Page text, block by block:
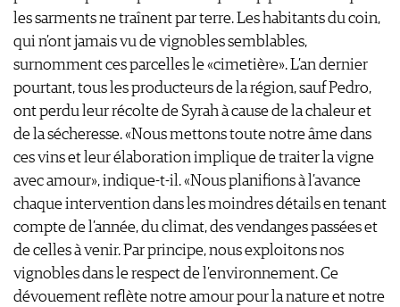
les sarments ne traînent par terre. Les habitants du coin,
qui n’ont jamais vu de vignobles semblables,
surnomment ces parcelles le «cimetière». L’an dernier
pourtant, tous les producteurs de la région, sauf Pedro,
ont perdu leur récolte de Syrah à cause de la chaleur et
de la sécheresse. «Nous mettons toute notre âme dans
ces vins et leur élaboration implique de traiter la vigne
avec amour», indique-t-il. «Nous planifions à l’avance
chaque intervention dans les moindres détails en tenant
compte de l’année, du climat, des vendanges passées et
de celles à venir. Par principe, nous exploitons nos
vignobles dans le respect de l’environnement. Ce
dévouement reflète notre amour pour la nature et notre